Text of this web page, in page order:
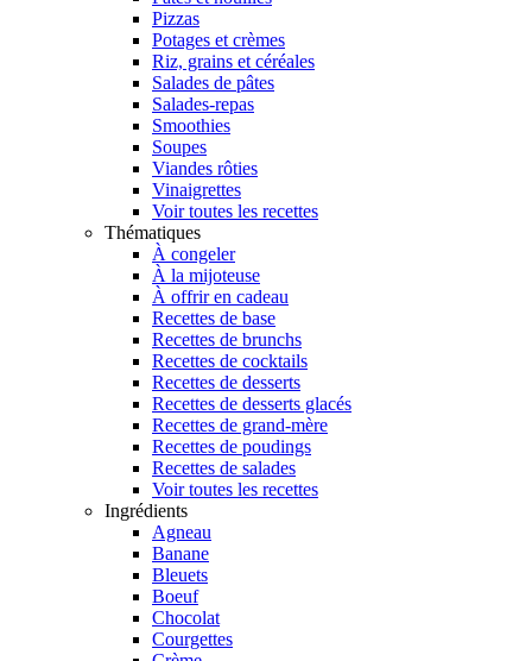
Pizzas
Potages et crèmes
Riz, grains et céréales
Salades de pâtes
Salades-repas
Smoothies
Soupes
Viandes rôties
Vinaigrettes
Voir toutes les recettes
Thématiques
À congeler
À la mijoteuse
À offrir en cadeau
Recettes de base
Recettes de brunchs
Recettes de cocktails
Recettes de desserts
Recettes de desserts glacés
Recettes de grand-mère
Recettes de poudings
Recettes de salades
Voir toutes les recettes
Ingrédients
Agneau
Banane
Bleuets
Boeuf
Chocolat
Courgettes